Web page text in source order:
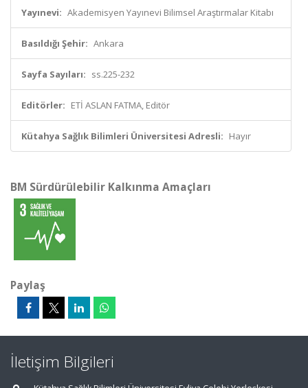
Yayınevi: Akademisyen Yayınevi Bilimsel Araştırmalar Kitabı
Basıldığı Şehir: Ankara
Sayfa Sayıları: ss.225-232
Editörler: ETİ ASLAN FATMA, Editör
Kütahya Sağlık Bilimleri Üniversitesi Adresli: Hayır
BM Sürdürülebilir Kalkınma Amaçları
Paylaş
İletişim Bilgileri